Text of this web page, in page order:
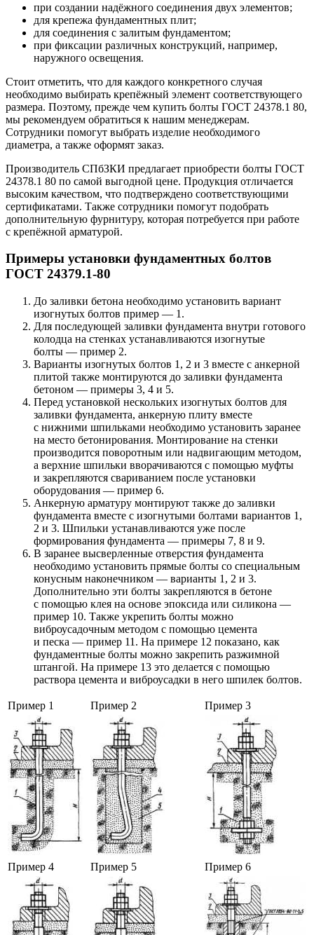
при создании надёжного соединения двух элементов;
для крепежа фундаментных плит;
для соединения с залитым фундаментом;
при фиксации различных конструкций, например,
наружного освещения.
Стоит отметить, что для каждого конкретного случая
необходимо выбирать крепёжный элемент соответствующего
размера. Поэтому, прежде чем купить болты ГОСТ 24378.1 80,
мы рекомендуем обратиться к нашим менеджерам.
Сотрудники помогут выбрать изделие необходимого
диаметра, а также оформят заказ.
Производитель СПбЗКИ предлагает приобрести болты ГОСТ
24378.1 80 по самой выгодной цене. Продукция отличается
высоким качеством, что подтверждено соответствующими
сертификатами. Также сотрудники помогут подобрать
дополнительную фурнитуру, которая потребуется при работе
с крепёжной арматурой.
Примеры установки фундаментных болтов
ГОСТ 24379.1-80
До заливки бетона необходимо установить вариант
изогнутых болтов пример — 1.
Для последующей заливки фундамента внутри готового
колодца на стенках устанавливаются изогнутые
болты — пример 2.
Варианты изогнутых болтов 1, 2 и 3 вместе с анкерной
плитой также монтируются до заливки фундамента
бетоном — примеры 3, 4 и 5.
Перед установкой нескольких изогнутых болтов для
заливки фундамента, анкерную плиту вместе
с нижними шпильками необходимо установить заранее
на место бетонирования. Монтирование на стенки
производится поворотным или надвигающим методом,
а верхние шпильки вворачиваются с помощью муфты
и закрепляются свариванием после установки
оборудования — пример 6.
Анкерную арматуру монтируют также до заливки
фундамента вместе с изогнутыми болтами вариантов 1,
2 и 3. Шпильки устанавливаются уже после
формирования фундамента — примеры 7, 8 и 9.
В заранее высверленные отверстия фундамента
необходимо установить прямые болты со специальным
конусным наконечником — варианты 1, 2 и 3.
Дополнительно эти болты закрепляются в бетоне
с помощью клея на основе эпоксида или силикона —
пример 10. Также укрепить болты можно
виброусадочным методом с помощью цемента
и песка — пример 11. На примере 12 показано, как
фундаментные болты можно закрепить разжимной
штангой. На примере 13 это делается с помощью
раствора цемента и виброусадки в него шпилек болтов.
Пример 1 Пример 2 Пример 3
Пример 4 Пример 5 Пример 6